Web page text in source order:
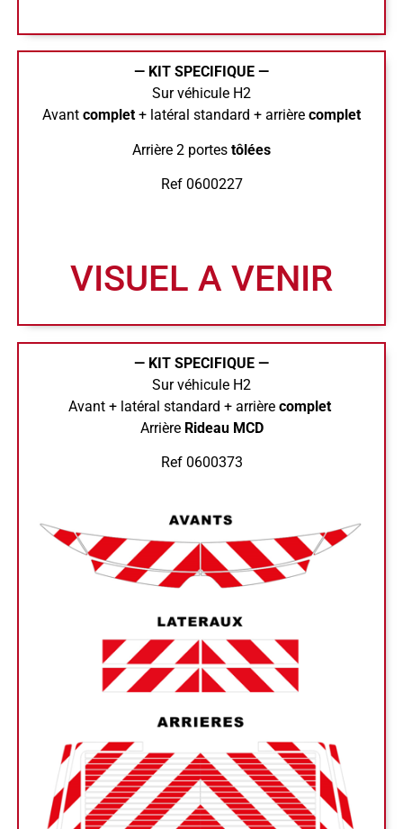
— KIT SPECIFIQUE —
Sur véhicule H2
Avant complet + latéral standard + arrière complet
Arrière 2 portes tôlées
Ref 0600227
VISUEL A VENIR
— KIT SPECIFIQUE —
Sur véhicule H2
Avant + latéral standard + arrière complet
Arrière Rideau MCD
Ref 0600373